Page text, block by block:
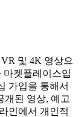
및 4K 영상으
마켓플레이스입
가입을 통해서
개된 영상, 예고
인에서 개인적